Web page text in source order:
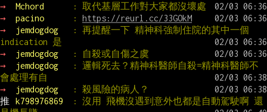
→
Mchord
: 取代基層工作對大家都沒壞處
→
pacino : https://reurl.cc/33GOkM
→
jemdogdog
: 再提醒一下 精神科強制住院的其中一個
indication 是
→
jemdogdog
: 自殺或自傷之虞
→
jemdogdog
: 邏輯死去？精神科醫師自殺=精神科醫師不
會處理有自
→
jemdogdog
: 殺風險的病人？
推
k798976869
: 沒用 飛機沒遇到意外也都是自動駕駛啊 還